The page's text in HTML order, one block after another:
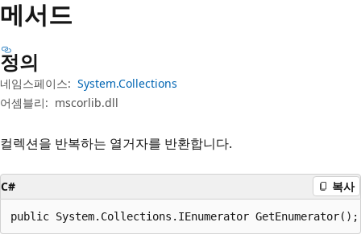
메서드
정의
네임스페이스: System.Collections
어셈블리: mscorlib.dll
컬렉션을 반복하는 열거자를 반환합니다.
C# 복사
public System.Collections.IEnumerator GetEnumerator();